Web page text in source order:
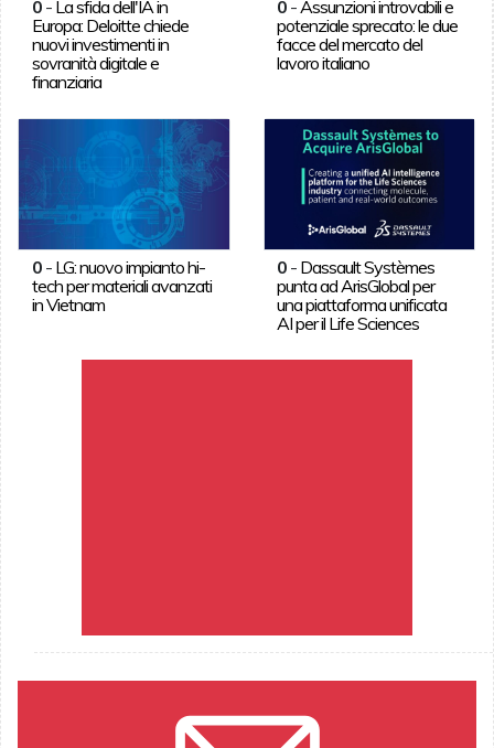
0- La sfida dell'IA in
Europa: Deloitte chiede
nuovi investimenti in
sovranità digitale e
finanziaria
0 - Assunzioni introvabili e
potenziale sprecato: le due
facce del mercato del
lavoro italiano
0- LG: nuovo impianto hi-
tech per materiali avanzati
in Vietnam
0 - Dassault Systèmes
punta ad ArisGlobal per
una piattaforma unificata
AI per il Life Sciences